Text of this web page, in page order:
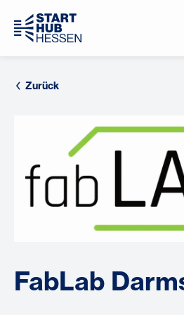
Zurück
FabLab